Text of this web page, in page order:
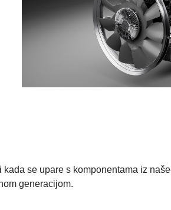
se upare s komponentama iz
generacijom.